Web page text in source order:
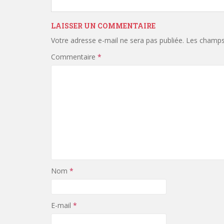
LAISSER UN COMMENTAIRE
Votre adresse e-mail ne sera pas publiée. Les
Commentaire *
Nom *
E-mail *